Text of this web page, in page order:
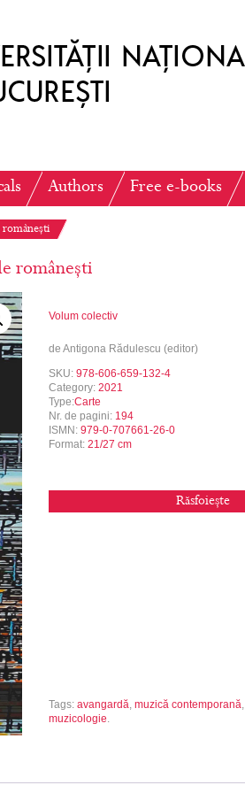
Authors Free e-books
românești
românești
Volum colectiv
de Antigona Rădulescu (editor)
SKU: 978-606-659-132-4
Category: 2021
Type:Carte
Nr. de pagini: 194
ISMN: 979-0-707661-26-0
Format: 21/27 cm
Răsfoiește
Tags: avangardă, muzică contemporană,
muzicologie.